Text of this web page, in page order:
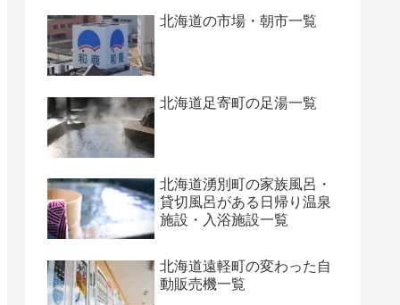
北海道の市場・朝市一覧
北海道足寄町の足湯一覧
北海道湧別町の家族風呂・
貸切風呂がある日帰り温泉
施設・入浴施設一覧
北海道遠軽町の変わった自
動販売機一覧